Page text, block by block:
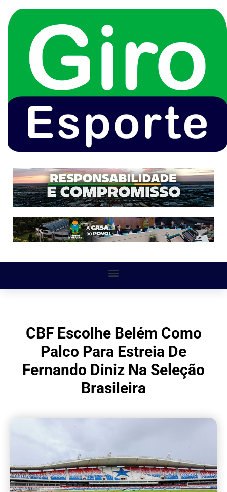
CBF Escolhe Belém Como
Palco Para Estreia De
Fernando Diniz Na Seleção
Brasileira